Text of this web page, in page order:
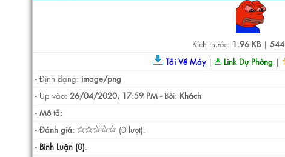
Kích thước: 1.96 KB| 544
Tải Về Máy| Link Dự Phòng |
- Định dạng: image/png
- Up vào: 26/04/2020, 17:59 PM - Bởi: Khách
- Mô tả:
- Đánh giá:
(0 lượt).
- Bình Luận (0).